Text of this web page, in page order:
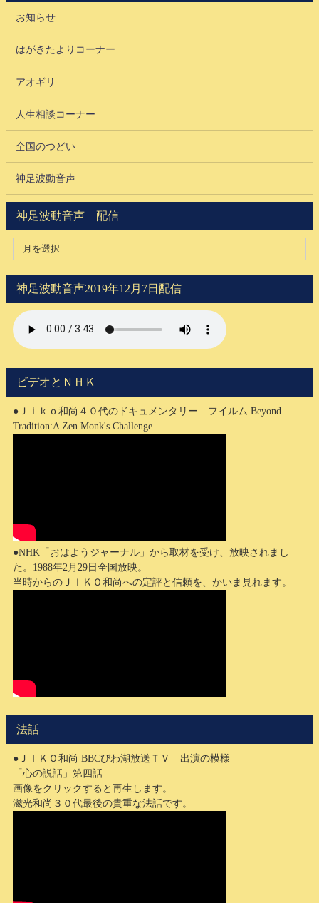
お知らせ
はがきたよりコーナー
アオギリ
人生相談コーナー
全国のつどい
神足波動音声
神足波動音声 配信
神足波動音声2019年12月7日配信
ビデオとＮＨＫ
●Ｊｉｋｏ和尚４０代のドキュメンタリー フイルム Beyond
Tradition:A Zen Monk's Challenge
●NHK「おはようジャーナル」から取材を受け、放映されまし
た。1988年2月29日全国放映。
当時からのＪＩＫＯ和尚への定評と信頼を、かいま見れます。
法話
●ＪＩＫＯ和尚 BBCびわ湖放送ＴＶ 出演の模様
「心の説話」第四話
画像をクリックすると再生します。
滋光和尚３０代最後の貴重な法話です。